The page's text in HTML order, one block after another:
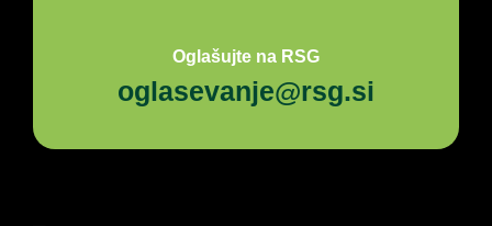
Oglašujte na RSG
oglasevanje@rsg.si